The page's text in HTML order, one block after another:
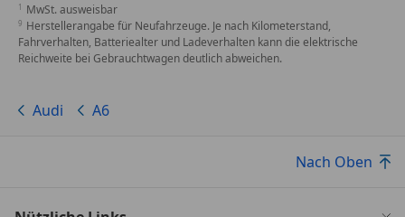
MwSt. ausweisbar
Herstellerangabe für Neufahrzeuge. Je nach Kilometerstand,
Fahrverhalten, Batteriealter und Ladeverhalten kann die elektrische
Reichweite bei Gebrauchtwagen deutlich abweichen.
Audi A6
Nach Oben